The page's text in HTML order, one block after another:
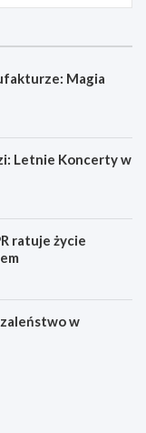
Magia
Letnie Koncerty w
ratuje życie
w